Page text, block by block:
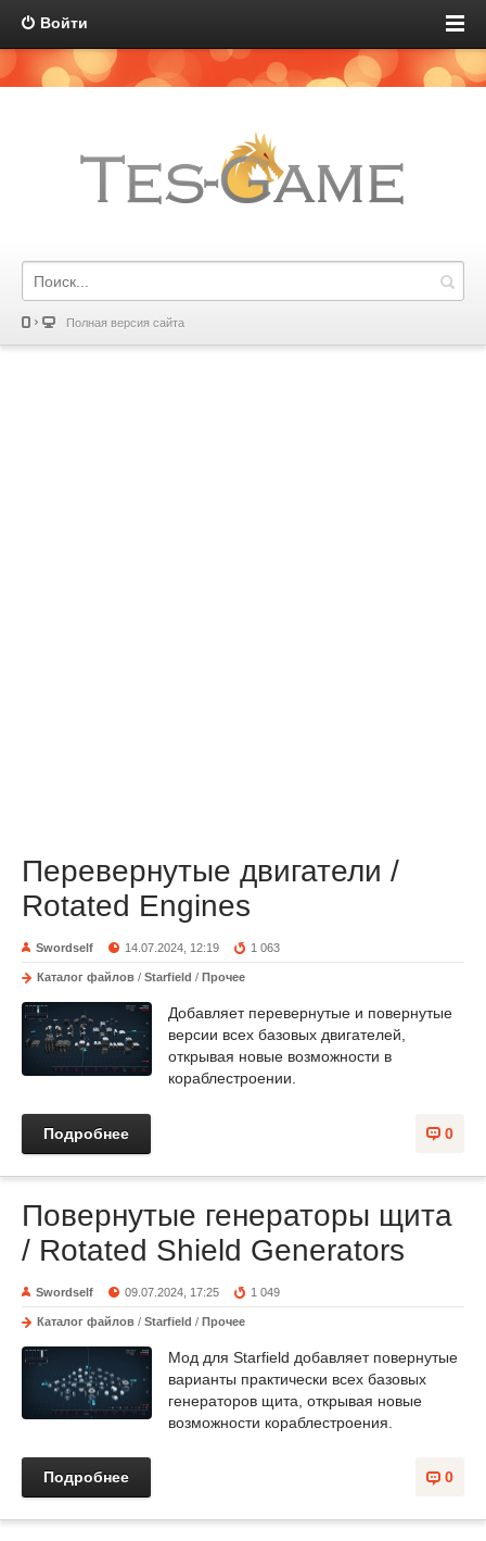
Войти
Полная версия сайта
Перевернутые двигатели /
Rotated Engines
Swordself 14.07.2024, 12:19 1 063
Каталог файлов / Starfield / Прочее
Добавляет перевернутые и повернутые
версии всех базовых двигателей,
открывая новые возможности в
кораблестроении.
0
Подробнее
Повернутые генераторы щита
/ Rotated Shield Generators
Swordself 09.07.2024, 17:25 1 049
Каталог файлов / Starfield / Прочее
Мод для Starfield добавляет повернутые
варианты практически всех базовых
генераторов щита, открывая новые
возможности кораблестроения.
0
Подробнее